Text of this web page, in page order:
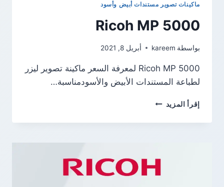
ماكينات تصوير مستندات أبيض وأسود
Ricoh MP 5000
بواسطة kareem أبريل 8, 2021
Ricoh MP 5000 لمعرفة السعر ماكينة تصوير ليزر
لطباعة المستندات الأبيض والأسودمناسبة…
إقرأ المزيد RICOH
5000